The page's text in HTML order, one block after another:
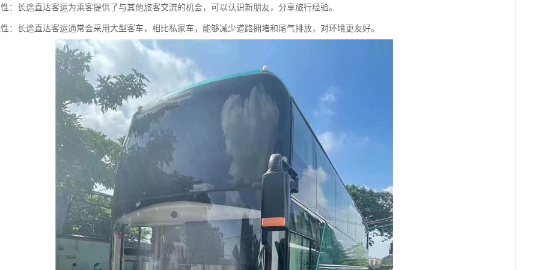
：长途直达客运为乘客提供了与其他旅客交流的机会，可以认识新朋友，分享旅行经验。
：长途直达客运通常会采用大型客车，相比私家车，能够减少道路拥堵和尾气排放，对环境更友好。